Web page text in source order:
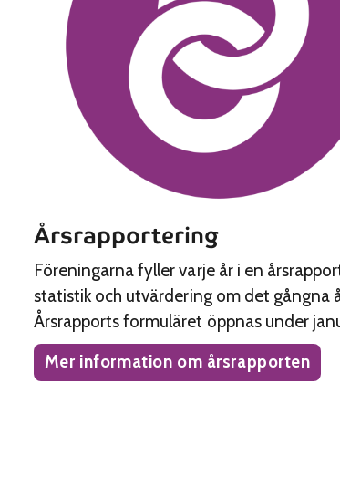
Årsrapportering
Föreningarna fyller varje år i en
statistik och utvärdering om det gångna
Årsrapports formuläret öppnas under
Mer information om årsrapporten